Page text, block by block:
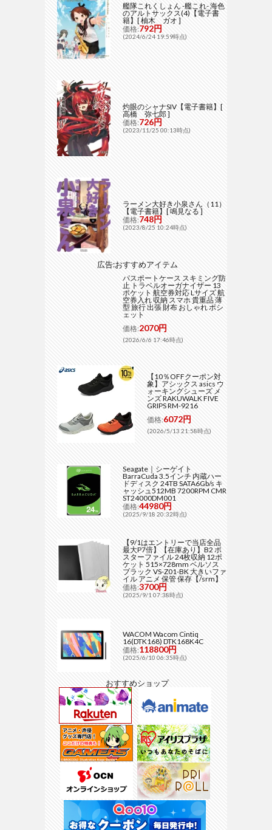
艦隊これくしょん -艦これ- 海色
のアルトサックス(4)【電子書
籍】[ 柚木 ガオ ]
価格:792円
(2024/6/24 19:59時点)
灼眼のシャナSIV【電子書籍】[
高橋 弥七郎 ]
価格:726円
(2023/11/25 00:13時点)
ラーメン大好き小泉さん（11）
【電子書籍】[ 鳴見なる ]
価格:748円
(2023/8/25 10:24時点)
広告:おすすめアイテム
パスポートケース スキミング防
止 トラベルオーガナイザー 13
ポケット 航空券対応 Lサイズ 航
空券入れ 収納 スマホ 貴重品 薄
型 旅行 出張 財布 おしゃれ ポシ
ェット
価格:2070円
(2026/6/6 17:46時点)
【10％OFFクーポン対
象】アシックス asics ウ
ォーキングシューズ メ
ンズ RAKUWALK FIVE
GRIPS RM-9216
価格:6072円
(2026/5/13 21:58時点)
Seagate｜シーゲイト
BarraCuda 3.5インチ 内蔵ハー
ドディスク 24TB SATA6Gb/s キ
ャッシュ512MB 7200RPM CMR
ST24000DM001
価格:44980円
(2025/9/18 20:32時点)
【9/1はエントリーで当店全品
最大P7倍】【在庫あり】B2 ポ
スターファイル 24枚収納 12ポ
ケット 515×728mm ベルソス
ブラック VS-Z01-BK 大きいファ
イル アニメ 保管 保存【/srm】
価格:3700円
(2025/9/1 07:38時点)
WACOM Wacom Cintiq
16(DTK168) DTK168K4C
価格:118800円
(2025/6/10 06:35時点)
おすすめショップ